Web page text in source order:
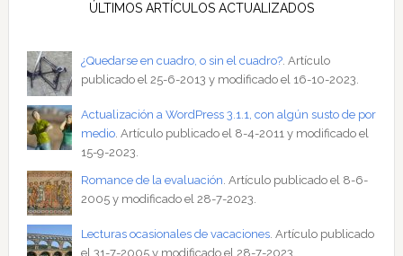
ÚLTIMOS ARTÍCULOS ACTUALIZADOS
¿Quedarse en cuadro, o sin el cuadro?. Artículo
publicado el 25-6-2013 y modificado el 16-10-2023.
Actualización a WordPress 3.1.1, con algún susto de por
medio. Artículo publicado el 8-4-2011 y modificado el
15-9-2023.
Romance de la evaluación. Artículo publicado el 8-6-
2005 y modificado el 28-7-2023.
Lecturas ocasionales de vacaciones. Artículo publicado
el 31-7-2005 y modificado el 28-7-2023.